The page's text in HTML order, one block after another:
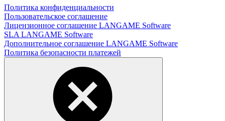
Политика конфиденциальности
Пользовательское соглашение
Лицензионное соглашение LANGAME Software
SLA LANGAME Software
Дополнительное соглашение LANGAME Software
Политика безопасности платежей